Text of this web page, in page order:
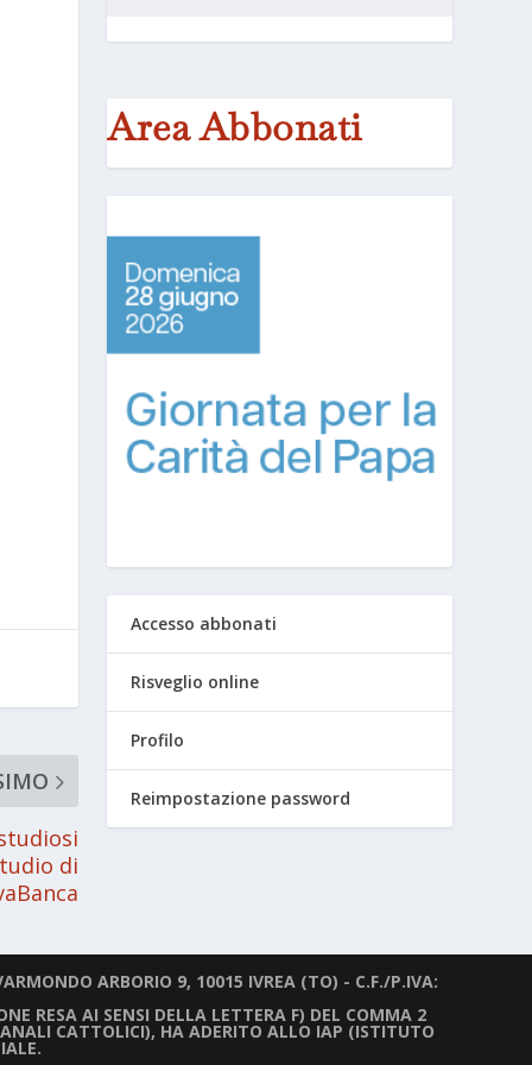
di
Area Abbonati
Accesso abbonati
Risveglio online
Profilo
Reimpostazione password
ARBORIO 9, 10015 IVREA (TO) - C.F./P.IVA:
RESA AI SENSI DELLA LETTERA F) DEL COMMA 2
CATTOLICI), HA ADERITO ALLO IAP (ISTITUTO